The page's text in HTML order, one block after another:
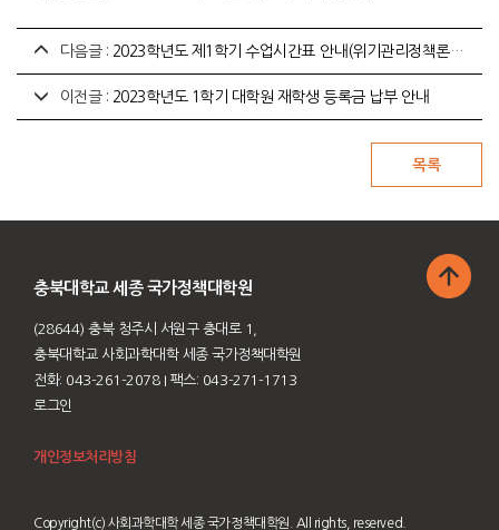
다음글 : 2023학년도 제1학기 수업시간표 안내(위기관리정책론 폐강)
이전글 : 2023학년도 1학기 대학원 재학생 등록금 납부 안내
충북대학교 세종 국가정책대학원
(28644) 충북 청주시 서원구 충대로 1,
충북대학교 사회과학대학 세종 국가정책대학원
전화: 043-261-2078 I 팩스: 043-271-1713
로그인
개인정보처리방침
Copyright(c) 사회과학대학 세종 국가정책대학원. All rights, reserved.